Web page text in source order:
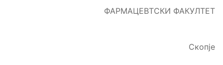
ФАРМАЦЕВТСКИ ФАКУЛТЕТ
Скопје